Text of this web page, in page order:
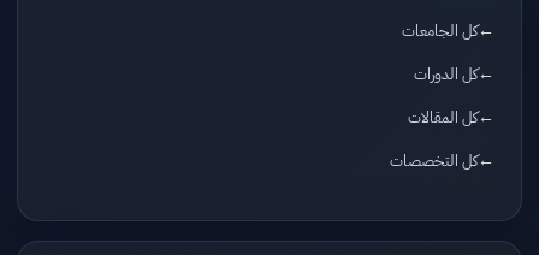
كل الجامعات
كل الدورات
كل المقالات
كل التخصصات